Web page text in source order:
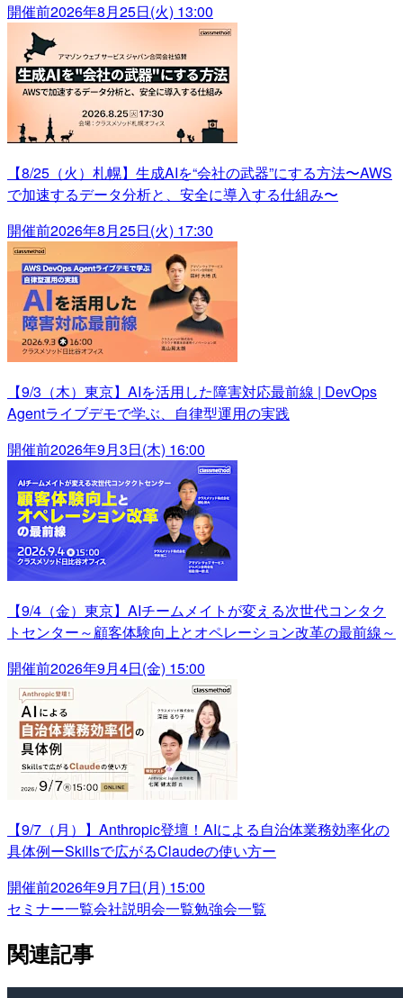
開催前2026年8月25日(火) 13:00
【8/25（火）札幌】生成AIを“会社の武器”にする方法〜AWS
で加速するデータ分析と、安全に導入する仕組み〜
開催前2026年8月25日(火) 17:30
【9/3（木）東京】AIを活用した障害対応最前線 | DevOps
Agentライブデモで学ぶ、自律型運用の実践
開催前2026年9月3日(木) 16:00
【9/4（金）東京】AIチームメイトが変える次世代コンタク
トセンター～顧客体験向上とオペレーション改革の最前線～
開催前2026年9月4日(金) 15:00
【9/7（月）】Anthropic登壇！AIによる自治体業務効率化の
具体例ーSkillsで広がるClaudeの使い方ー
開催前2026年9月7日(月) 15:00
セミナー一覧会社説明会一覧勉強会一覧
関連記事